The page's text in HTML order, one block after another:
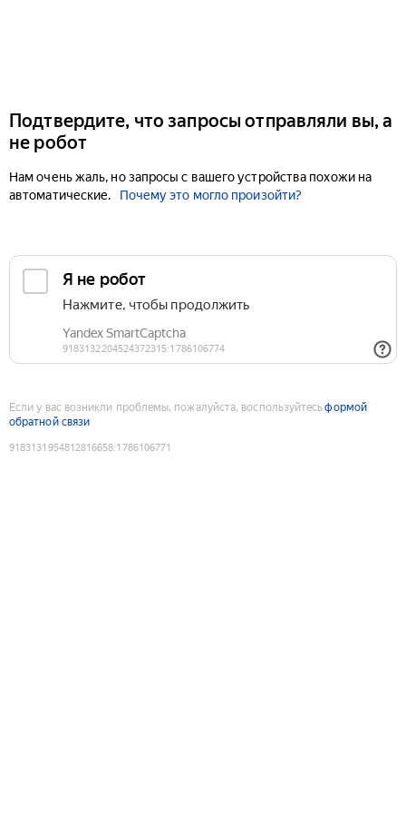
Подтвердите, что запросы отправляли вы, а
не робот
Нам очень жаль, но запросы с вашего устройства похожи на
автоматические.
Почему это могло произойти?
Если у вас возникли проблемы, пожалуйста, воспользуйтесьформой
обратной связи
9183131954812816658:1786106771